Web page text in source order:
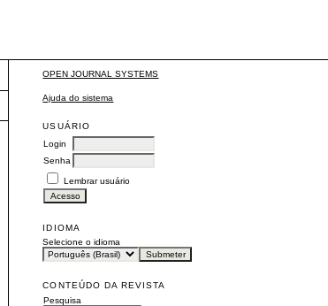
OPEN JOURNAL SYSTEMS
Ajuda do sistema
USUÁRIO
Login
Senha
Lembrar usuário
IDIOMA
Selecione o idioma
CONTEÚDO DA REVISTA
Pesquisa